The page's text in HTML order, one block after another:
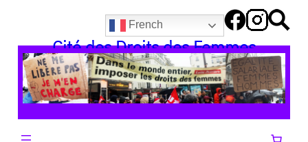
contenu
French
Cité des Droits des Femmes